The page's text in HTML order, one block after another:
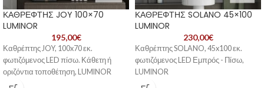
ΚΑΘΡΕΦΤΗΣ JOY 100×70
LUMINOR
195,00€
Καθρέπτης JOY, 100x70 εκ.
φωτιζόμενος LED πίσω. Κάθετη ή
οριζόντια τοποθέτηση, LUMINOR
ΚΑΘΡΕΦΤΗΣ SOLANO 45×100
LUMINOR
230,00€
Καθρέπτης SOLANO, 45x100 εκ.
φωτιζόμενος LED Εμπρός - Πίσω,
LUMINOR